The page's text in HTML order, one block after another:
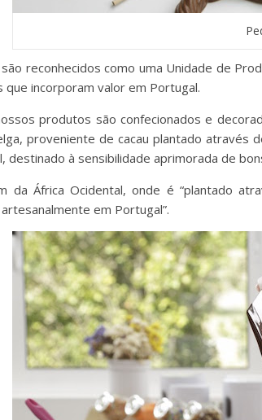
reconhecidos como uma Unidade de
que incorporam valor em Portugal.
produtos são confecionados e
proveniente de cacau plantado através
destinado à sensibilidade aprimorada de
da África Ocidental, onde é “plantado
em Portugal”.